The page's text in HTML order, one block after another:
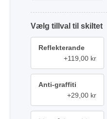
tillval
Reflekterande
+119,00 kr
Anti-graffiti
+29,00 kr